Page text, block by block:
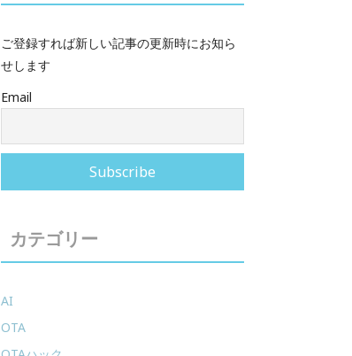
ご登録すれば新しい記事の更新時にお知ら
せします
Email
カテゴリー
AI
OTA